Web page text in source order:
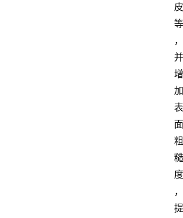
皮
等
，
并
增
加
表
面
粗
糙
度
，
提